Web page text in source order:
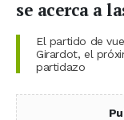
se acerca a
El partido de
Girardot, el
partidazo